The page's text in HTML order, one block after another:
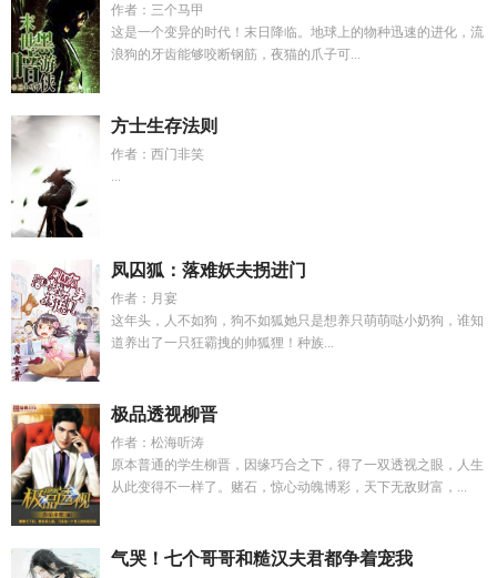
作者：三个马甲
这是一个变异的时代！末日降临。地球上的物种迅速的进化，流
浪狗的牙齿能够咬断钢筋，夜猫的爪子可...
方士生存法则
作者：西门非笑
...
凤囚狐：落难妖夫拐进门
作者：月宴
这年头，人不如狗，狗不如狐她只是想养只萌萌哒小奶狗，谁知
道养出了一只狂霸拽的帅狐狸！种族...
极品透视柳晋
作者：松海听涛
原本普通的学生柳晋，因缘巧合之下，得了一双透视之眼，人生
从此变得不一样了。赌石，惊心动魄博彩，天下无敌财富，...
气哭！七个哥哥和糙汉夫君都争着宠我